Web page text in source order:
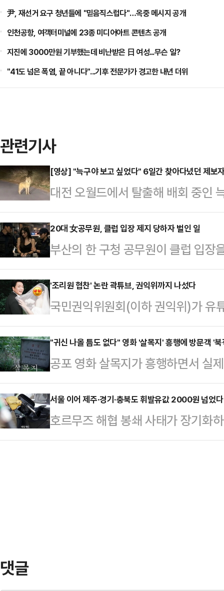
尹, 재선거 요구 청년들에 "믿음직스럽다"…옥중 메시지 공개
인천공항, 여객터미널에 23종 미디어아트 콘텐츠 공개
지진에 3000만원 기부했는데 비난받은 日 여성...무슨 일?
"41도 넘은 폭염, 끝 아니다"...기후 전문가가 경고한 내년 더위
관련기사
[영상] "늑구야 보고 싶었다" 6일간 찾아다녔던 제보
대전 오월드에서 탈출해 배회 중인
과 촬영한 사진을 공개했다.14일
(SNS)를 통해 "늑구를 찾으러 다니
구를 찾으려고 차를 타고 산 쪽을
는 전날 오후 10시 40분쯤 소방 당
발견했다"고 신고하고 관련 영상을
먹이를 먹지 못한 상태였지만 예상
라이트가 비쳤음…
20대 女공무원, 클럽 입장 제지 당하자 벌인 일
부산의 한 구청 공무원이 클럽 입장
행해 재판에 넘겨져 벌금형을 선고
사7단독 장기석 부장판사는 공무
게 벌금 300만원을 선고했다.A씨
진구 한 클럽 앞에서 입장을 제지당
동하는 과정에서 경찰관에게 욕설
를 타고 지구대로 이동하던 중 경찰
경찰관 외모를 비하하며…
'조리원 협찬' 논란 곽튜브, 권익위까지 나섰다
국민권익위원회(이하 권익위)가 유
련해 청탁금지법(김영란법) 위반
에 따르면 부패방지국 청탁금지제
고 해당 사안이 법 위반에 해당하는
▲배우자가 직접 향유한 편익을 공
버의 홍보 효과만 기대한 경우에도
비용 차액이 금품 가액 산정 기준이
면 공직자 등은 직무 관련 …
"귀신 나올 틈도 없다" 영화 '살목지' 흥행에 방문객 '
공포 영화 살목지가 흥행하면서 실
들의 발길이 몰리고 있다. 공포 영화
현상이 나타나는 모습이다.13일 영
에 따르면 지난 8일 개봉한 ‘살목
6000여명을 동원하며 박스오피스
서울 이어 제주·경기·충북도 휘발유값 2000원 넘었다
호르무즈 해협 봉쇄 사태가 장기화
2000원을 돌파하는 곳들이 나오고
댓글